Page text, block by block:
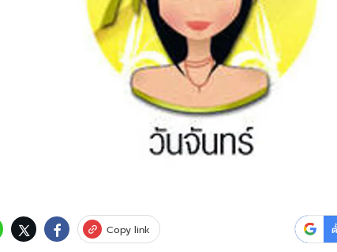
ติดตามสนุกโซเชียลได้ที่
บริษัท อิมเมจ ฟิวเจอร์ (ประเทศไทย) จำกัด
Copy link